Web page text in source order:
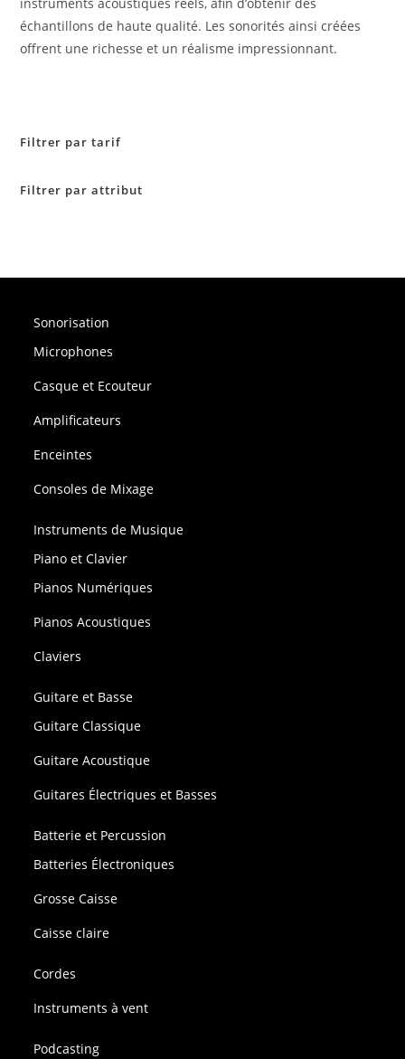
instruments acoustiques réels, afin d’obtenir des
échantillons de haute qualité. Les sonorités ainsi créées
offrent une richesse et un réalisme impressionnant.
Filtrer par tarif
Filtrer par attribut
Sonorisation
Microphones
Casque et Ecouteur
Amplificateurs
Enceintes
Consoles de Mixage
Instruments de Musique
Piano et Clavier
Pianos Numériques
Pianos Acoustiques
Claviers
Guitare et Basse
Guitare Classique
Guitare Acoustique
Guitares Électriques et Basses
Batterie et Percussion
Batteries Électroniques
Grosse Caisse
Caisse claire
Cordes
Instruments à vent
Podcasting